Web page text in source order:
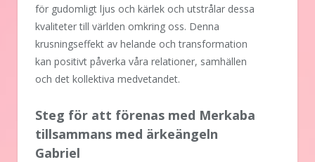
för gudomligt ljus och kärlek och utstrålar dessa
kvaliteter till världen omkring oss. Denna
krusningseffekt av helande och transformation
kan positivt påverka våra relationer, samhällen
och det kollektiva medvetandet.
Steg för att förenas med Merkaba
tillsammans med ärkeängeln
Gabriel